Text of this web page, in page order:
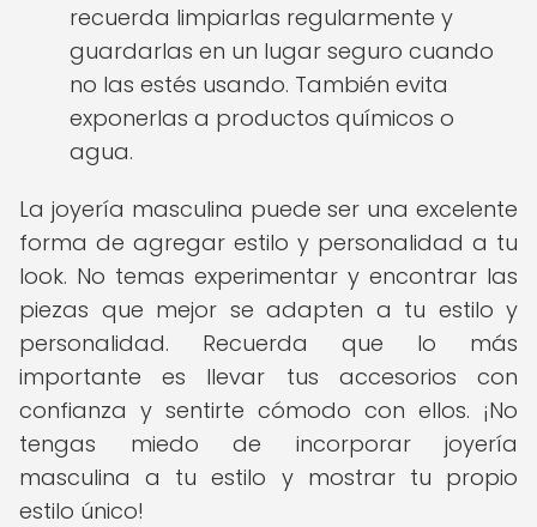
recuerda limpiarlas regularmente y
guardarlas en un lugar seguro cuando
no las estés usando. También evita
exponerlas a productos químicos o
agua.
La joyería masculina puede ser una excelente
forma de agregar estilo y personalidad a tu
look. No temas experimentar y encontrar las
piezas que mejor se adapten a tu estilo y
personalidad. Recuerda que lo más
importante es llevar tus accesorios con
confianza y sentirte cómodo con ellos. ¡No
tengas miedo de incorporar joyería
masculina a tu estilo y mostrar tu propio
estilo único!